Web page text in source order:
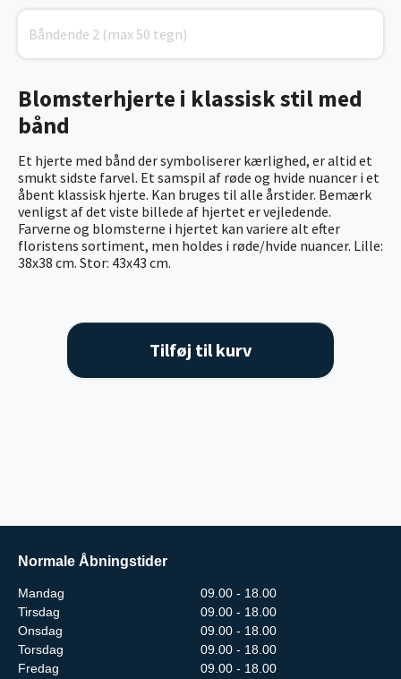
Blomsterhjerte i klassisk stil med
bånd
Et hjerte med bånd der symboliserer kærlighed, er altid et
smukt sidste farvel. Et samspil af røde og hvide nuancer i et
åbent klassisk hjerte. Kan bruges til alle årstider. Bemærk
venligst af det viste billede af hjertet er vejledende.
Farverne og blomsterne i hjertet kan variere alt efter
floristens sortiment, men holdes i røde/hvide nuancer. Lille:
38x38 cm. Stor: 43x43 cm.
Tilføj til kurv
Normale Åbningstider
Mandag
09.00 - 18.00
Tirsdag
09.00 - 18.00
Onsdag
09.00 - 18.00
Torsdag
09.00 - 18.00
Fredag
09.00 - 18.00